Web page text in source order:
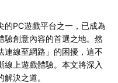
PC遊戲平台之一，已成為
驗創意內容的首選之地。然
連線至網路」的困擾，這不
上遊戲體驗。本文將深入
決之道。